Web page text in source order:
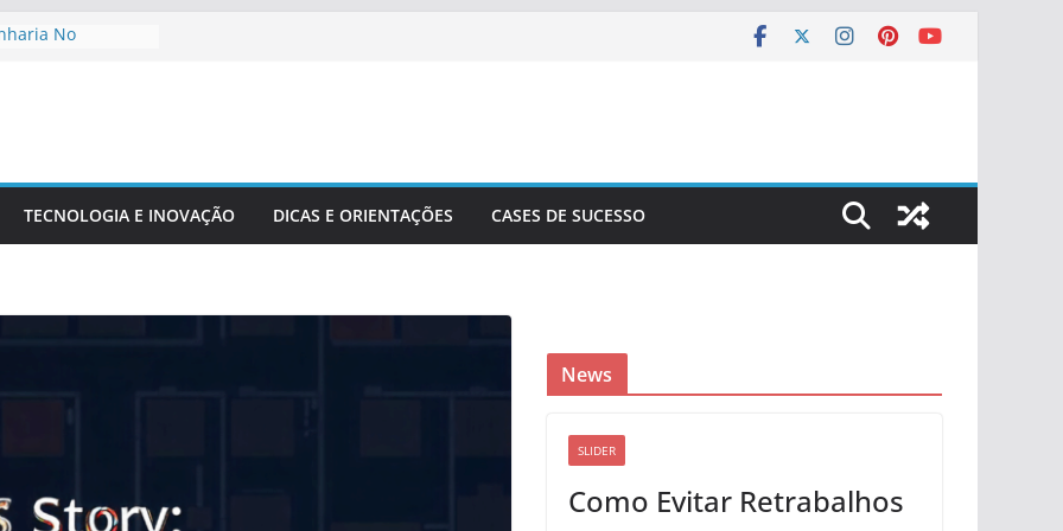
No
Ambiente:
Civil Na
Aplicadas
TECNOLOGIA E INOVAÇÃO DICAS E ORIENTAÇÕES CASES DE SUCESSO
News
SLIDER
Como Evitar Retrabalhos